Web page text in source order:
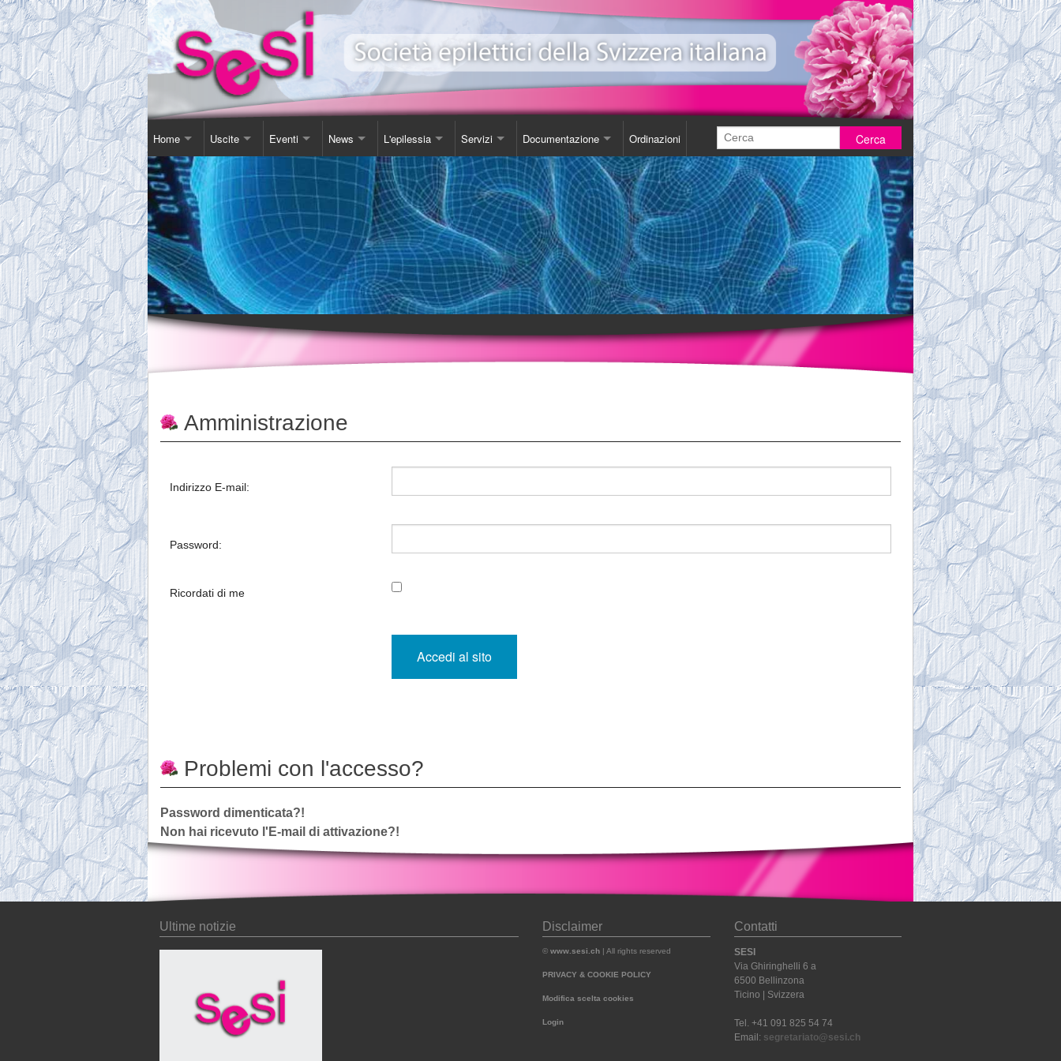
Home
Contatti
Chi Siamo
Comitato
Tassa Sociale
Statuto
Uscite
Corso Soggiorno
Gita Autunnale
Incontri in Piscina
Altro
Eventi
Giornata Inter-Nazionale Epilessia
Corsi e conferenze
Video Presentazione EeXpPiO
Sensibilizzazione
Teatro
News
Comunicazioni
Agenda
Esposizione sull'epilessia
Novita'
L'epilessia
Come Comportarsi
Servizi
Consulenza
Luoghi d'incontro
Biblioteca
Videoteca
Carta SOS
Documentazione
Libro
Studi
DVD
Opuscoli
Ordinazioni
Ordinazioni
Amministrazione
Indirizzo E-mail:
Password:
Ricordati di me
Problemi con l'accesso?
Password dimenticata?!
Non hai ricevuto l'E-mail di attivazione?!
Ultime notizie Disclaimer
© www.sesi.ch | All rights reserved
PRIVACY & COOKIE POLICY
Modifica scelta cookies
Login
Contatti
SESI
Via Ghiringhelli 6 a
6500 Bellinzona
Ticino | Svizzera
Tel. +41 091 825 54 74
Email: segretariato@sesi.ch